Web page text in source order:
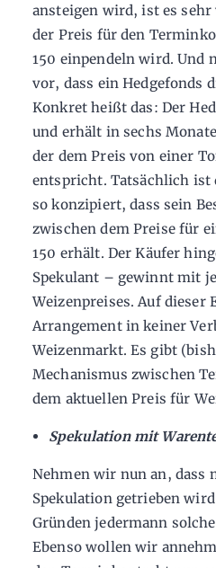
ansteigen wird, ist es
der Preis für den
150 einpendeln wird. Und
vor, dass ein Hedgefonds
Konkret heißt das: Der
und erhält in sechs
der dem Preis von einer
entspricht. Tatsächlich
so konzipiert, dass sein
zwischen dem Preise für
150 erhält. Der Käufer
Spekulant – gewinnt mit
Weizenpreises. Auf dieser
Arrangement in keiner
Weizenmarkt. Es gibt
Mechanismus zwischen
dem aktuellen Preis für
Spekulation mit
Nehmen wir nun an, dass
Spekulation getrieben
Gründen jedermann
Ebenso wollen wir